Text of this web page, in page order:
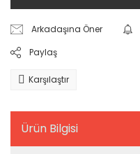
Arkadaşına Öner
Paylaş
Karşılaştır
Ürün Bilgisi